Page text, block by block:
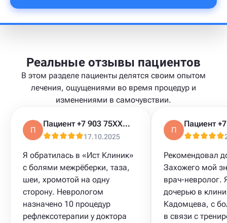
Реальные отзывы пациентов
В этом разделе пациенты делятся своим опытом
лечения, ощущениями во время процедур и
изменениями в самочувствии.
П
Пациент +7 903 75XXXXX
17.10.2025
Я обратилась в «Ист Клиник»
с болями межрёберки, таза,
шеи, хромотой на одну
сторону. Неврологом
назначено 10 процедур
рефлексотерапии у доктора
П
Рекомендовал
Захожего мой
врач-невролог.
дочерью в
Кадомцева, с
в связи с